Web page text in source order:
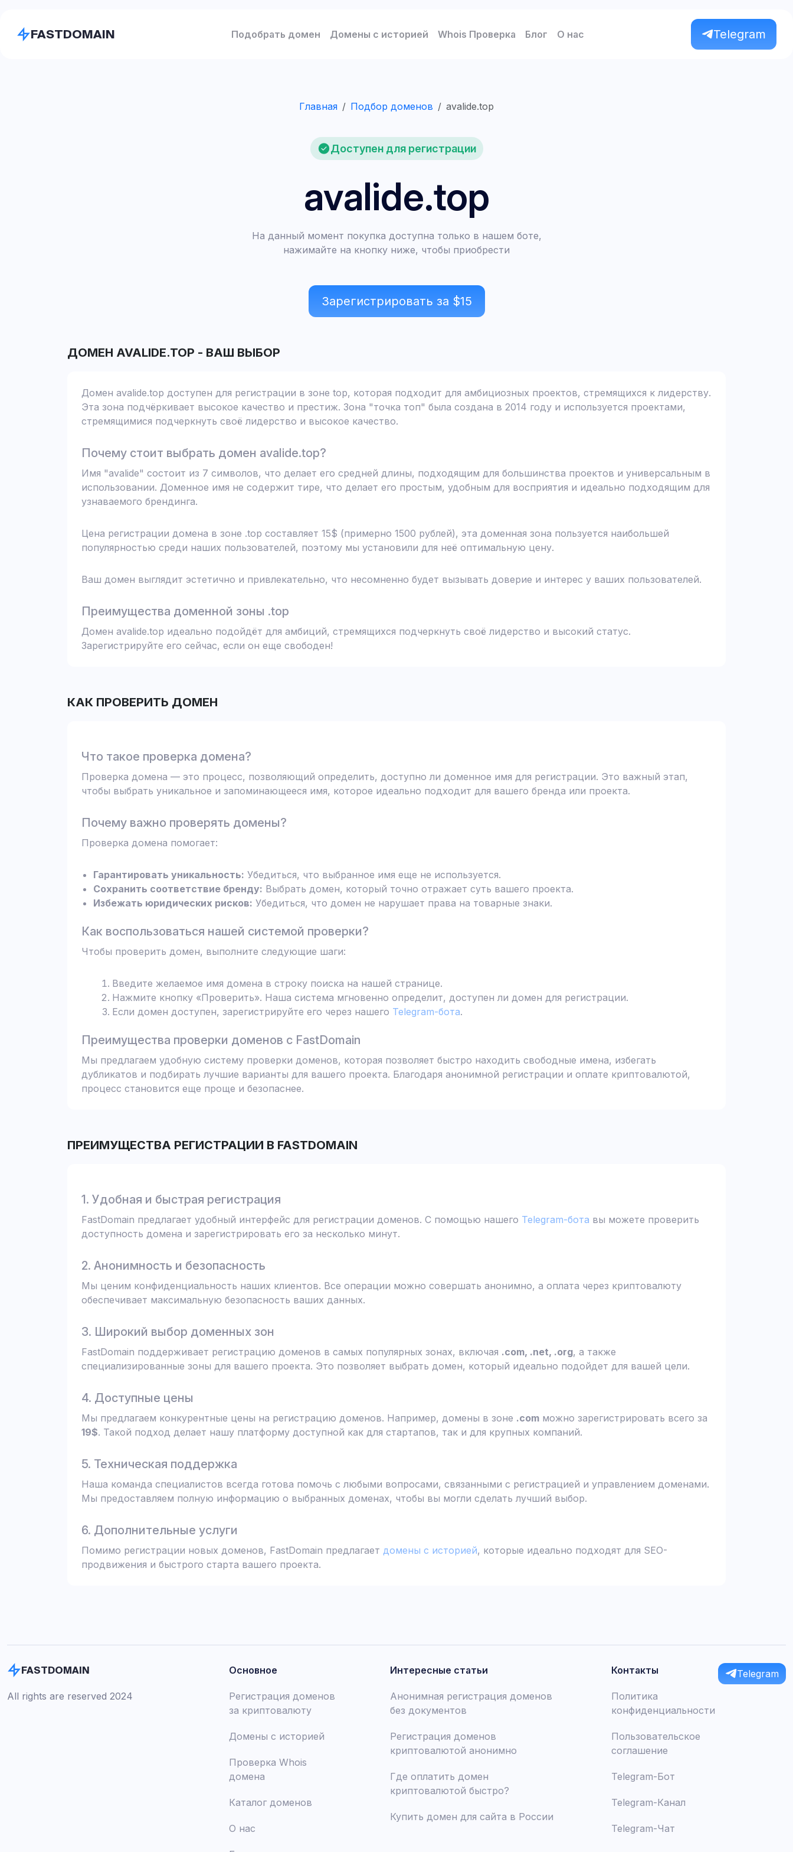
FASTDOMAIN Подобрать домен Домены с историей Whois Проверка Блог О нас Telegram
Главная Подбор доменов avalide.top
Доступен для регистрации
avalide.top
На данный момент покупка доступна только в нашем боте,
нажимайте на кнопку ниже, чтобы приобрести
Зарегистрировать за $15
ДОМЕН AVALIDE.TOP - ВАШ ВЫБОР
Домен avalide.top доступен для регистрации в зоне top, которая подходит для амбициозных проектов, стремящихся к лидерству.
Эта зона подчёркивает высокое качество и престиж. Зона "точка топ" была создана в 2014 году и используется проектами,
стремящимися подчеркнуть своё лидерство и высокое качество.
Почему стоит выбрать домен avalide.top?
Имя "avalide" состоит из 7 символов, что делает его средней длины, подходящим для большинства проектов и универсальным в
использовании. Доменное имя не содержит тире, что делает его простым, удобным для восприятия и идеально подходящим для
узнаваемого брендинга.
Цена регистрации домена в зоне .top составляет 15$ (примерно 1500 рублей), эта доменная зона пользуется наибольшей
популярностью среди наших пользователей, поэтому мы установили для неё оптимальную цену.
Ваш домен выглядит эстетично и привлекательно, что несомненно будет вызывать доверие и интерес у ваших пользователей.
Преимущества доменной зоны .top
Домен avalide.top идеально подойдёт для амбиций, стремящихся подчеркнуть своё лидерство и высокий статус.
Зарегистрируйте его сейчас, если он еще свободен!
КАК ПРОВЕРИТЬ ДОМЕН
Что такое проверка домена?
Проверка домена — это процесс, позволяющий определить, доступно ли доменное имя для регистрации. Это важный этап,
чтобы выбрать уникальное и запоминающееся имя, которое идеально подходит для вашего бренда или проекта.
Почему важно проверять домены?
Проверка домена помогает:
Гарантировать уникальность: Убедиться, что выбранное имя еще не используется.
Сохранить соответствие бренду: Выбрать домен, который точно отражает суть вашего проекта.
Избежать юридических рисков: Убедиться, что домен не нарушает права на товарные знаки.
Как воспользоваться нашей системой проверки?
Чтобы проверить домен, выполните следующие шаги:
Введите желаемое имя домена в строку поиска на нашей странице.
Нажмите кнопку «Проверить». Наша система мгновенно определит, доступен ли домен для регистрации.
Если домен доступен, зарегистрируйте его через нашего Telegram-бота.
Преимущества проверки доменов с FastDomain
Мы предлагаем удобную систему проверки доменов, которая позволяет быстро находить свободные имена, избегать
дубликатов и подбирать лучшие варианты для вашего проекта. Благодаря анонимной регистрации и оплате криптовалютой,
процесс становится еще проще и безопаснее.
ПРЕИМУЩЕСТВА РЕГИСТРАЦИИ В FASTDOMAIN
1. Удобная и быстрая регистрация
FastDomain предлагает удобный интерфейс для регистрации доменов. С помощью нашего Telegram-бота вы можете проверить
доступность домена и зарегистрировать его за несколько минут.
2. Анонимность и безопасность
Мы ценим конфиденциальность наших клиентов. Все операции можно совершать анонимно, а оплата через криптовалюту
обеспечивает максимальную безопасность ваших данных.
3. Широкий выбор доменных зон
FastDomain поддерживает регистрацию доменов в самых популярных зонах, включая .com, .net, .org, а также
специализированные зоны для вашего проекта. Это позволяет выбрать домен, который идеально подойдет для вашей цели.
4. Доступные цены
Мы предлагаем конкурентные цены на регистрацию доменов. Например, домены в зоне .com можно зарегистрировать всего за
19$. Такой подход делает нашу платформу доступной как для стартапов, так и для крупных компаний.
5. Техническая поддержка
Наша команда специалистов всегда готова помочь с любыми вопросами, связанными с регистрацией и управлением доменами.
Мы предоставляем полную информацию о выбранных доменах, чтобы вы могли сделать лучший выбор.
6. Дополнительные услуги
Помимо регистрации новых доменов, FastDomain предлагает домены с историей, которые идеально подходят для SEO-
продвижения и быстрого старта вашего проекта.
FASTDOMAIN
All rights are reserved 2024
Основное
Регистрация доменов
за криптовалюту
Домены с историей
Проверка Whois
домена
Каталог доменов
О нас
Интересные статьи
Анонимная регистрация доменов
без документов
Регистрация доменов
криптовалютой анонимно
Где оплатить домен
криптовалютой быстро?
Купить домен для сайта в России
Контакты
Политика
конфиденциальности
Пользовательское
соглашение
Telegram-Бот
Telegram-Канал
Telegram-Чат
Telegram